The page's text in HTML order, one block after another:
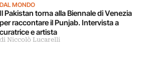
DAL MONDO
Il Pakistan torna alla Biennale di Venezia
per raccontare il Punjab. Intervista a
curatrice e artista
di Niccolò Lucarelli